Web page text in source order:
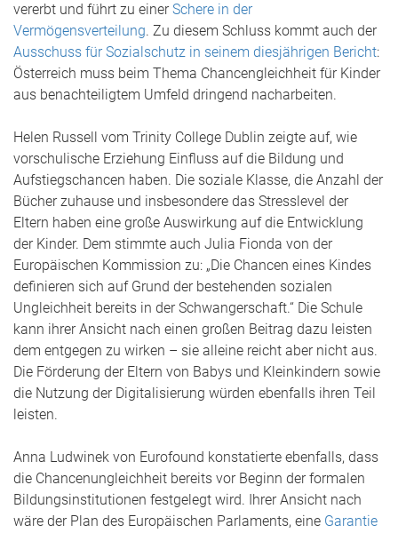
vererbt und führt zu einerSchere in der
Vermögensverteilung. Zu diesem Schluss kommt auch der
Ausschuss für Sozialschutz in seinem diesjährigen Bericht:
Österreich muss beim Thema Chancengleichheit für Kinder
aus benachteiligtem Umfeld dringend nacharbeiten.
Helen Russell vom Trinity College Dublin zeigte auf, wie
vorschulische Erziehung Einfluss auf die Bildung und
Aufstiegschancen haben. Die soziale Klasse, die Anzahl der
Bücher zuhause und insbesondere das Stresslevel der
Eltern haben eine große Auswirkung auf die Entwicklung
der Kinder. Dem stimmte auch Julia Fionda von der
Europäischen Kommission zu: „Die Chancen eines Kindes
definieren sich auf Grund der bestehenden sozialen
Ungleichheit bereits in der Schwangerschaft.“ Die Schule
kann ihrer Ansicht nach einen großen Beitrag dazu leisten
dem entgegen zu wirken – sie alleine reicht aber nicht aus.
Die Förderung der Eltern von Babys und Kleinkindern sowie
die Nutzung der Digitalisierung würden ebenfalls ihren Teil
leisten.
Anna Ludwinek von Eurofound konstatierte ebenfalls, dass
die Chancenungleichheit bereits vor Beginn der formalen
Bildungsinstitutionen festgelegt wird. Ihrer Ansicht nach
wäre der Plan des Europäischen Parlaments, eine Garantie